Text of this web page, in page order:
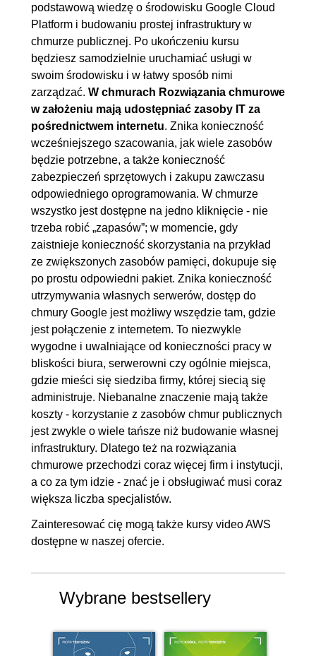
7.1. Kilka słówa o GKE
00:03:10
7.2. Kontenery w GCP
00:11:27
7.3. Storzenie własnego klastra
GKE
7.4. Uruchomienie Deployment
w GKE
00:08:00
7.5. Uruchomienie Deployment
z własnego obrazu w GKE i
wystawienie usługi na świat
00:07:25
7.6. Podsumowanie 00:02:32
8. Serverless w Google Cloud
Platform
00:57:11
8.1. Czym jest rozwiązanie
Serverless
00:03:46
8.2. Omówienie Google Cloud
Functions
00:03:55
8.3. Uruchomienie aplikacji w
Google Cloud Functions
00:11:10
8.4. Omówienie Google App
Engine
00:04:09
8.5. Uruchomienie aplikacji w
Google App Engine
8.6. Omówienie Cloud Run
00:05:02
8.7. Uruchomienie aplikacji w
Cloud Run
8.8. Podsumowanie
9. Bazy danych w GCP 00:32:36
9.1. Czym jest Cloud SQL,
danych
podstawową wiedzę o środowisku Google Cloud
Platform i budowaniu prostej infrastruktury w
chmurze publicznej. Po ukończeniu kursu
będziesz samodzielnie uruchamiać usługi w
swoim środowisku i w łatwy sposób nimi
zarządzać. W chmurach Rozwiązania chmurowe
w założeniu mają udostępniać zasoby IT za
pośrednictwem internetu. Znika konieczność
wcześniejszego szacowania, jak wiele zasobów
będzie potrzebne, a także konieczność
zabezpieczeń sprzętowych i zakupu zawczasu
odpowiedniego oprogramowania. W chmurze
wszystko jest dostępne na jedno kliknięcie - nie
trzeba robić „zapasów”; w momencie, gdy
zaistnieje konieczność skorzystania na przykład
ze zwiększonych zasobów pamięci, dokupuje się
po prostu odpowiedni pakiet. Znika konieczność
utrzymywania własnych serwerów, dostęp do
chmury Google jest możliwy wszędzie tam, gdzie
jest połączenie z internetem. To niezwykle
wygodne i uwalniające od konieczności pracy w
bliskości biura, serwerowni czy ogólnie miejsca,
gdzie mieści się siedziba firmy, której siecią się
administruje. Niebanalne znaczenie mają także
koszty - korzystanie z zasobów chmur publicznych
jest zwykle o wiele tańsze niż budowanie własnej
infrastruktury. Dlatego też na rozwiązania
chmurowe przechodzi coraz więcej firm i instytucji,
a co za tym idzie - znać je i obsługiwać musi coraz
większa liczba specjalistów.
Zainteresować cię mogą także kursy video AWS
dostępne w naszej ofercie.
Wybrane bestsellery